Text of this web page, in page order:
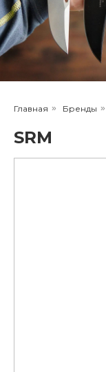
Главная » Бренды »
SRM